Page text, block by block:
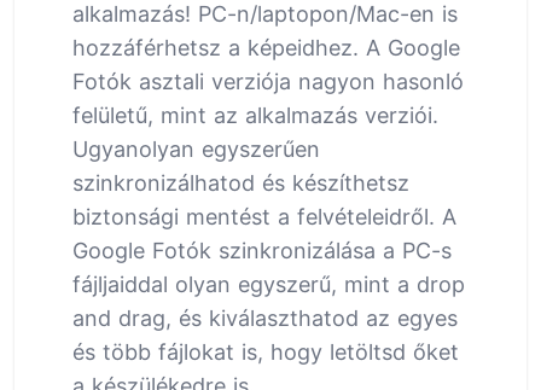
alkalmazás! PC-n/laptopon/Mac-en is
hozzáférhetsz a képeidhez. A Google
Fotók asztali verziója nagyon hasonló
felületű, mint az alkalmazás verziói.
Ugyanolyan egyszerűen
szinkronizálhatod és készíthetsz
biztonsági mentést a felvételeidről. A
Google Fotók szinkronizálása a PC-s
fájljaiddal olyan egyszerű, mint a drop
and drag, és kiválaszthatod az egyes
és több fájlokat is, hogy letöltsd őket